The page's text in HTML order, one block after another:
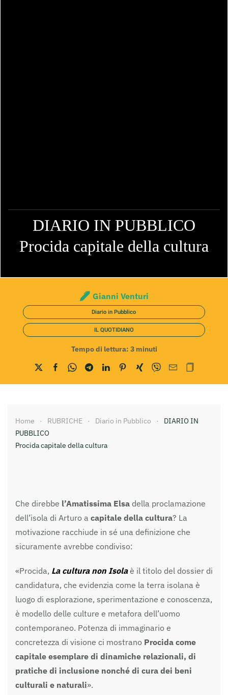
DIARIO IN PUBBLICO
Procida capitale della cultura
Gianni Venturi
Diario in Pubblico
IL QUOTIDIANO
Tempo di lettura: 3 minuti
Home RUBRICHE Diario in Pubblico
DIARIO IN
PUBBLICO
Procida capitale della cultura
Che direbbe l’Amatissima Elsa della proclamazione
dell’isola di Arturo a capitale della cultura? La
motivazione racchiude in sé una definizione che
sicuramente avrebbe condiviso:
«Procida, La cultura non Isolaè il titolo del dossier di
candidatura, che evidenzia come la terra isolana è
luogo di esplorazione, sperimentazione e conoscenza,
è modello delle culture e metafora dell’uomo
contemporaneo. Potenza di immaginario e
concretezza di visione ci mostrano Procida come
capitale esemplare di dinamiche relazionali, di
pratiche di inclusione nonché di cura dei beni
culturali e naturali».